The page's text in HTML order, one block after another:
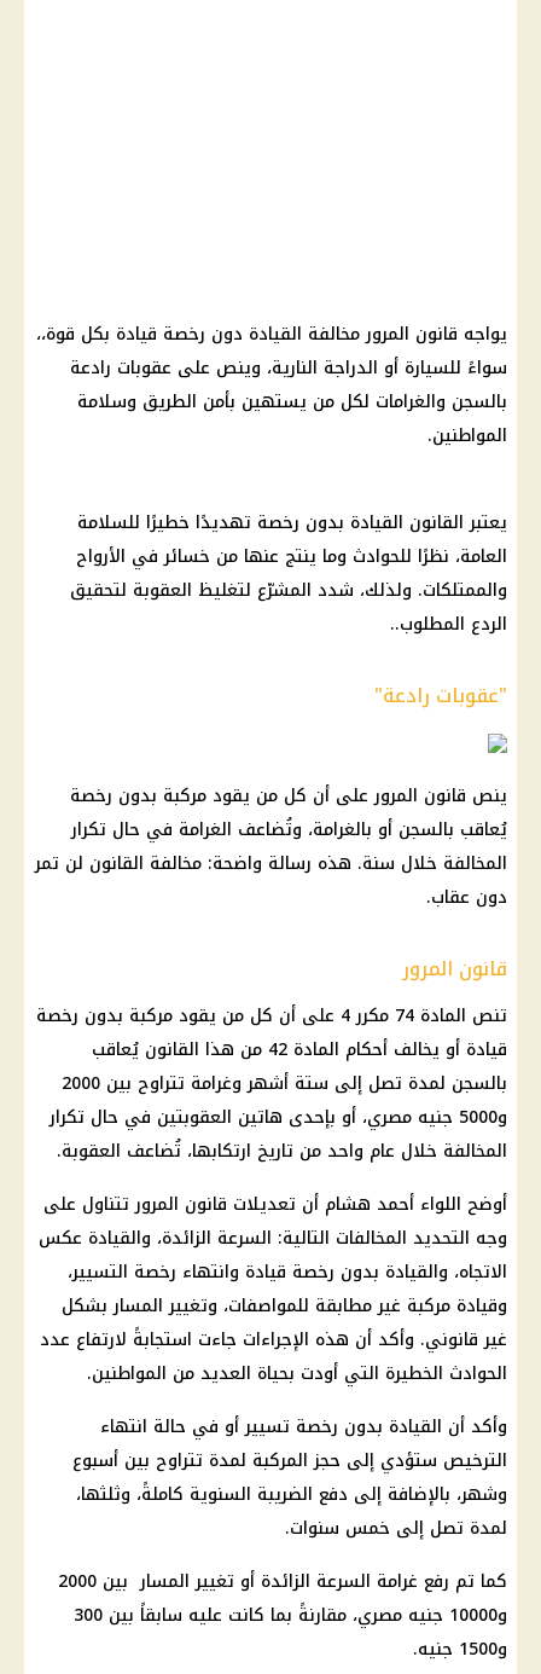
يواجه قانون المرور مخالفة القيادة دون رخصة قيادة بكل قوة،،
سواءً للسيارة أو الدراجة النارية، وينص على عقوبات رادعة
بالسجن والغرامات لكل من يستهين بأمن الطريق وسلامة
المواطنين.
يعتبر القانون القيادة بدون رخصة تهديدًا خطيرًا للسلامة
العامة، نظرًا للحوادث وما ينتج عنها من خسائر في الأرواح
والممتلكات. ولذلك، شدد المشرّع لتغليظ العقوبة لتحقيق
الردع المطلوب..
"عقوبات رادعة"
ينص قانون المرور على أن كل من يقود مركبة بدون رخصة
يُعاقب بالسجن أو بالغرامة، وتُضاعف الغرامة في حال تكرار
المخالفة خلال سنة. هذه رسالة واضحة: مخالفة القانون لن تمر
دون عقاب.
قانون المرور
تنص المادة 74 مكرر 4 على أن كل من يقود مركبة بدون رخصة
قيادة أو يخالف أحكام المادة 42 من هذا القانون يُعاقب
بالسجن لمدة تصل إلى ستة أشهر وغرامة تتراوح بين 2000
و5000 جنيه مصري، أو بإحدى هاتين العقوبتين في حال تكرار
المخالفة خلال عام واحد من تاريخ ارتكابها، تُضاعف العقوبة.
أوضح اللواء أحمد هشام أن تعديلات قانون المرور تتناول على
وجه التحديد المخالفات التالية: السرعة الزائدة، والقيادة عكس
الاتجاه، والقيادة بدون رخصة قيادة وانتهاء رخصة التسيير،
وقيادة مركبة غير مطابقة للمواصفات، وتغيير المسار بشكل
غير قانوني. وأكد أن هذه الإجراءات جاءت استجابةً لارتفاع عدد
الحوادث الخطيرة التي أودت بحياة العديد من المواطنين.
وأكد أن القيادة بدون رخصة تسيير أو في حالة انتهاء
الترخيص ستؤدي إلى حجز المركبة لمدة تتراوح بين أسبوع
وشهر، بالإضافة إلى دفع الضريبة السنوية كاملةً، وثلثها،
لمدة تصل إلى خمس سنوات.
كما تم رفع غرامة السرعة الزائدة أو تغيير المسار بين 2000
و10000 جنيه مصري، مقارنةً بما كانت عليه سابقاً بين 300
و1500 جنيه.